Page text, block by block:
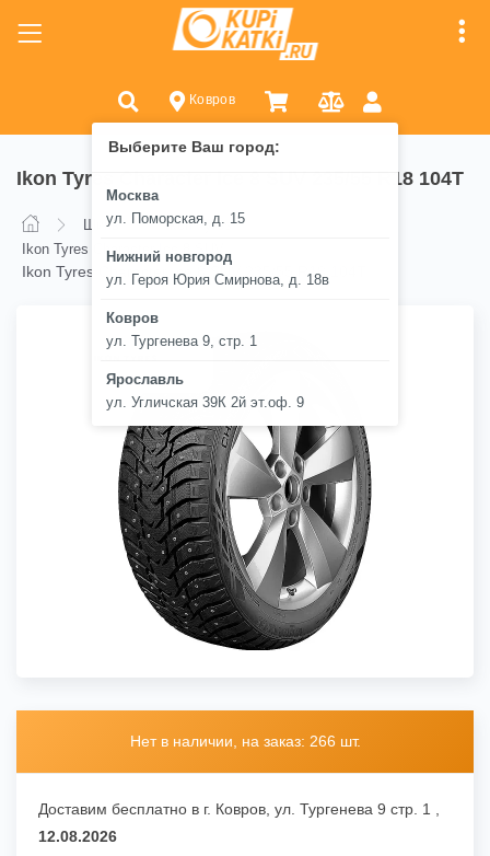
Ковров
Выберите Ваш город:
Москва
ул. Поморская, д. 15
Нижний новгород
ул. Героя Юрия Смирнова, д. 18в
Ковров
ул. Тургенева 9, стр. 1
Ярославль
ул. Угличская 39К 2й эт.оф. 9
Ikon Tyres Character Ice 8 SUV 235/55 R18 104T
Шины
Ikon Tyres
Ikon Tyres Character Ice 8 SUV
Ikon Tyres Character Ice 8 SUV 235/55 R18 104T
Нет в наличии, на заказ: 266 шт.
Доставим бесплатно в г. Ковров, ул. Тургенева 9 стр. 1
12.08.2026